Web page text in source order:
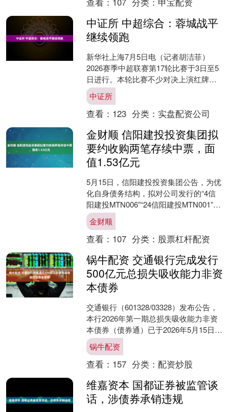
中证所 中超综合：蓉城战平
继续领跑
新华社上海7月5日电（记者胡洁菲）
2026赛季中超联赛第17轮比赛于3日至5
日进行。本轮比赛不少对决上演红牌与
绝杀戏码。“领头羊”成都蓉城队本轮客场
收获平局，依....
中证所
查看： 123 分类： 实盘配资公司
金财顺 信阳建投投资集团拟
要约收购两笔存续中票，面
值1.53亿元
5月15日，信阳建投投资集团公告，为优
化自身债务结构，拟对公司发行的“4信
阳建投MTN006”“24信阳建投MTN001”开
展现金要约收购，拟收购标的债券面值
分....
金财顺
查看： 107 分类： 股票杠杆配资
锅牛配资 交通银行完成发行
500亿元总损失吸收能力非资
本债券
交通银行（601328/03328）发布公告，
本行2026年第一期总损失吸收能力非资
本债券（债券通）已于2026年5月15日发
行完毕。 本期债券发行规模为500....
锅牛配资
查看： 157 分类： 配资炒股
维嘉资本 国都证券被监管谈
话，涉债券承销违规